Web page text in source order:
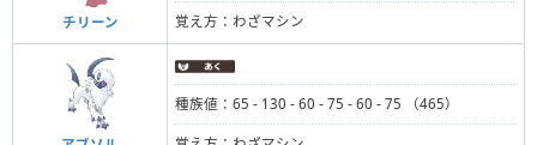
チリーン 覚え方：わざマシン
種族値：65 - 130 - 60 - 75 - 60 - 75 （465）